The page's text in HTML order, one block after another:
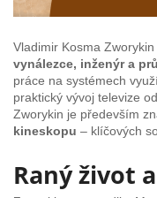
Vladimir Kosma
vynálezce, inženýr a
práce na systémech
praktický vývoj televize
Zworykin je především
kineskopu – klíčových
Raný život